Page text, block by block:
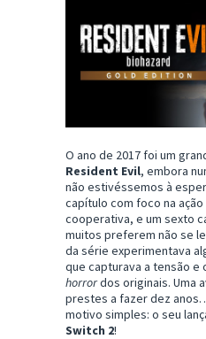
O ano de 2017 foi um
Resident Evil, embora
não estivéssemos à
capítulo com foco na
cooperativa, e um sexto
muitos preferem não se
da série experimentava
que capturava a tensão e
horrordos originais. Uma
prestes a fazer dez
motivo simples: o seu
Switch 2!